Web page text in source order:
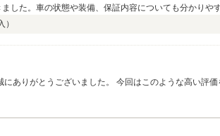
した。車の状態や装備、保証内容についても分かり
ちが良く、居心地の良い雰囲気でした。契約から納
した。車選びから納車まで気持ちよく対応していた
店です。
）
ありがとうございました。 今回はこのような高い評